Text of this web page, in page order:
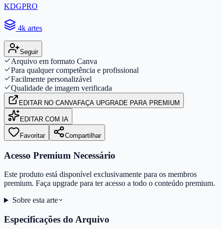
KDGPRO
4k artes
Seguir
Arquivo em formato Canva
Para qualquer competência e profissional
Facilmente personalizável
Qualidade de imagem verificada
EDITAR NO CANVAFAÇA UPGRADE PARA PREMIUM
EDITAR COM IA
Favoritar Compartilhar
Acesso Premium Necessário
Este produto está disponível exclusivamente para os membros
premium. Faça upgrade para ter acesso a todo o conteúdo premium.
Sobre esta arte
Especificações do Arquivo